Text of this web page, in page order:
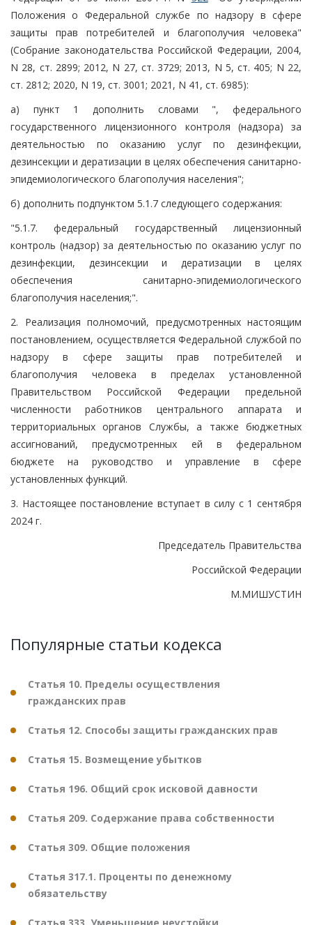
Положения о Федеральной службе по надзору в сфере
защиты прав потребителей и благополучия человека"
(Собрание законодательства Российской Федерации, 2004,
N 28, ст. 2899; 2012, N 27, ст. 3729; 2013, N 5, ст. 405; N 22,
ст. 2812; 2020, N 19, ст. 3001; 2021, N 41, ст. 6985):
а) пункт 1 дополнить словами ", федерального
государственного лицензионного контроля (надзора) за
деятельностью по оказанию услуг по дезинфекции,
дезинсекции и дератизации в целях обеспечения санитарно-
эпидемиологического благополучия населения";
б) дополнить подпунктом 5.1.7 следующего содержания:
"5.1.7. федеральный государственный лицензионный
контроль (надзор) за деятельностью по оказанию услуг по
дезинфекции, дезинсекции и дератизации в целях
обеспечения санитарно-эпидемиологического
благополучия населения;".
2. Реализация полномочий, предусмотренных настоящим
постановлением, осуществляется Федеральной службой по
надзору в сфере защиты прав потребителей и
благополучия человека в пределах установленной
Правительством Российской Федерации предельной
численности работников центрального аппарата и
территориальных органов Службы, а также бюджетных
ассигнований, предусмотренных ей в федеральном
бюджете на руководство и управление в сфере
установленных функций.
3. Настоящее постановление вступает в силу с 1 сентября
2024 г.
Председатель Правительства
Российской Федерации
М.МИШУСТИН
Популярные статьи кодекса
Статья 10. Пределы осуществления
гражданских прав
Статья 12. Способы защиты гражданских прав
Статья 15. Возмещение убытков
Статья 196. Общий срок исковой давности
Статья 209. Содержание права собственности
Статья 309. Общие положения
Статья 317.1. Проценты по денежному
обязательству